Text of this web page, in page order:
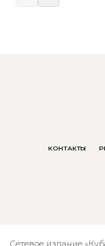
КОНТАКТЫ